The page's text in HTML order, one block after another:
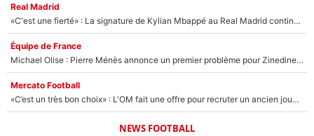
Real Madrid
«C'est une fierté» : La signature de Kylian Mbappé au Real Madrid continue de régaler l'Espagne
Équipe de France
Michael Olise : Pierre Ménès annonce un premier problème pour Zinedine Zidane en équipe de France
Mercato Football
«C’est un très bon choix» : L'OM fait une offre pour recruter un ancien joueur du PSG... et c'est validé dans l'After Foot !
NEWS FOOTBALL